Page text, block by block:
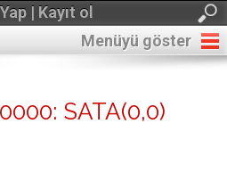
| Kayıt ol
Menüyü göster
SATA(0,0)